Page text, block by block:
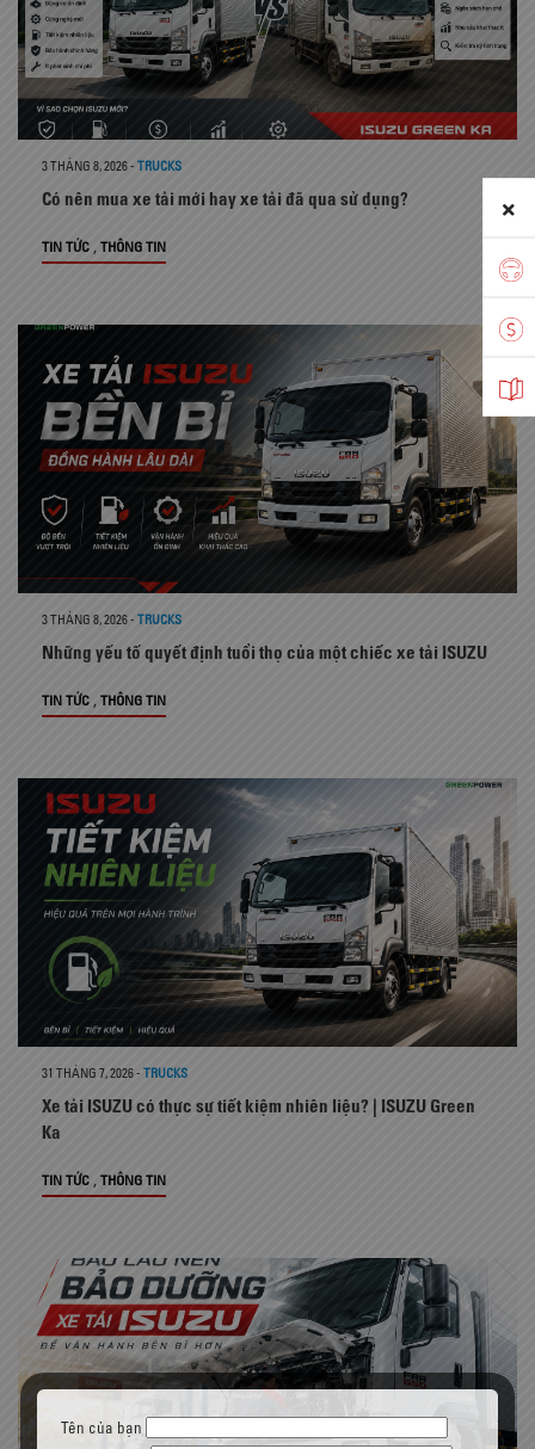
3 THÁNG 8, 2026- TRUCKS
Có nên mua xe tải mới hay xe tải đã qua sử dụng?
TIN TỨC , THÔNG TIN
3 THÁNG 8, 2026- TRUCKS
Những yếu tố quyết định tuổi thọ của một chiếc xe tải ISUZU
TIN TỨC , THÔNG TIN
31 THÁNG 7, 2026- TRUCKS
Xe tải ISUZU có thực sự tiết kiệm nhiên liệu? | ISUZU Green
Ka
TIN TỨC THÔNG TIN
Tên của bạn